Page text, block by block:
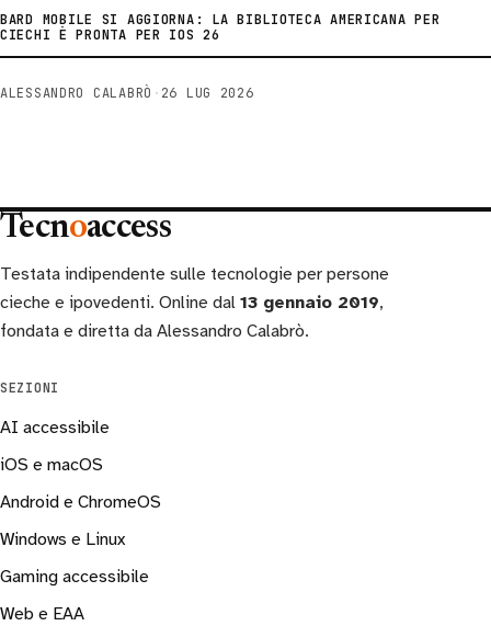
BARD MOBILE SI AGGIORNA: LA BIBLIOTECA AMERICANA PER
CIECHI È PRONTA PER IOS 26
ALESSANDRO CALABRÒ · 26 LUG 2026
Tecnoaccess
Testata indipendente sulle tecnologie per persone
cieche e ipovedenti. Online dal 13 gennaio 2019,
fondata e diretta da Alessandro Calabrò.
SEZIONI
AI accessibile
iOS e macOS
Android e ChromeOS
Windows e Linux
Gaming accessibile
Web e EAA